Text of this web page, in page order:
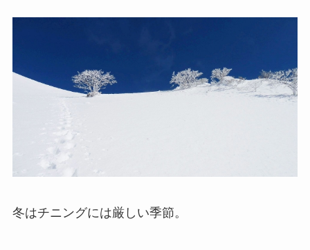
冬はチニングには厳しい季節。